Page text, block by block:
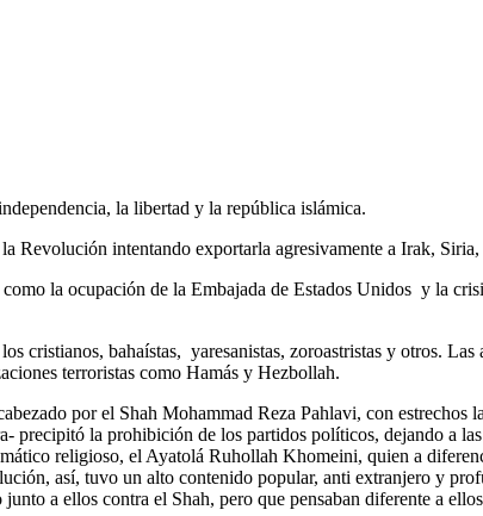
la libertad y la república islámica.
Revolución intentando exportarla agresivamente a Irak,
la ocupación de la Embajada de Estados Unidos y la
cristianos, bahaístas, yaresanistas, zoroastristas y otros. Las
terroristas como Hamás y Hezbollah.
por el Shah Mohammad Reza Pahlavi, con estrechos
precipitó la prohibición de los partidos políticos, dejando a
religioso, el Ayatolá Ruhollah Khomeini, quien a
así, tuvo un alto contenido popular, anti extranjero y
a ellos contra el Shah, pero que pensaban diferente a